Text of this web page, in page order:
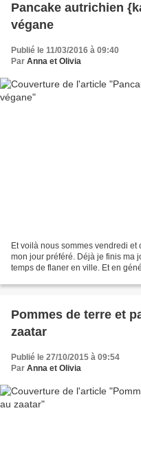
Pancake autrichien
végane
Publié le 11/03/2016 à 09:40
Par Anna et Olivia
Et voilà nous sommes vendredi
mon jour préféré. Déjà je finis ma
temps de flaner en ville. Et en
Pommes de terre et
zaatar
Publié le 27/10/2015 à 09:54
Par Anna et Olivia